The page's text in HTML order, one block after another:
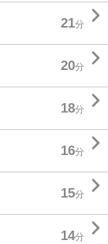
21分 
20分 
18分 
16分 
15分 
14分 